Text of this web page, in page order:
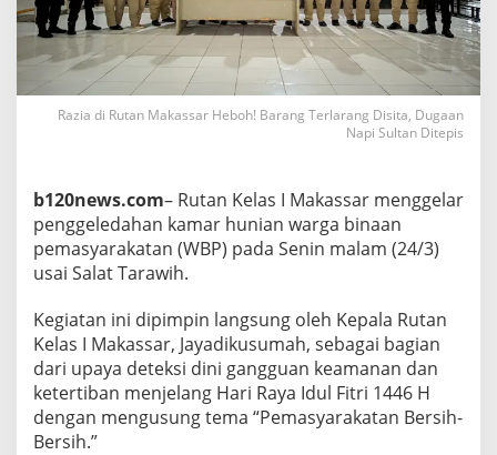
a
r
H
e
o
r
a
n
g
r
l
a
r
n
Razia di Rutan Makassar Heboh! Barang Terlarang Disita, Dugaan
Napi Sultan Ditepis
b120news.com– Rutan Kelas I Makassar menggelar
penggeledahan kamar hunian warga binaan
pemasyarakatan (WBP) pada Senin malam (24/3)
usai Salat Tarawih.
Kegiatan ini dipimpin langsung oleh Kepala Rutan
Kelas I Makassar, Jayadikusumah, sebagai bagian
dari upaya deteksi dini gangguan keamanan dan
ketertiban menjelang Hari Raya Idul Fitri 1446 H
dengan mengusung tema “Pemasyarakatan Bersih-
Bersih.”